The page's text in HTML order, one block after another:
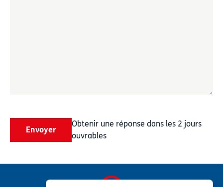
Envoyer
Obtenir une réponse dans les 2 jours
ouvrables